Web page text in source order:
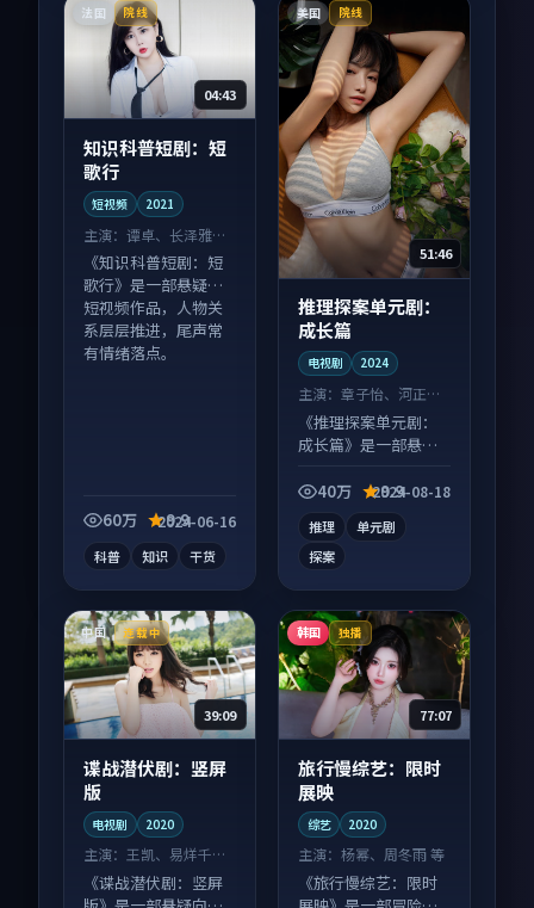
法国 院线
04:43
知识科普短剧：短
歌行
短视频 2021
主演： 谭卓、长泽雅美
等
《知识科普短剧：短
歌行》是一部悬疑向
短视频作品，人物关
系层层推进，尾声常
有情绪落点。
60万 9.9
2024-06-16
科普 知识 干货
美国 院线
51:46
推理探案单元剧：
成长篇
电视剧 2024
主演：章子怡、河正宇
等
《推理探案单元剧：
成长篇》是一部悬疑
关系层层推进，尾声
40万 9.9
2024-08-18
推理
单元剧
探案
中国 连载中
39:09
谍战潜伏剧：竖屏
版
电视剧 2020
主演： 王凯、易烊千玺
等
《谍战潜伏剧：竖屏
韩国 独播
77:07
旅行慢综艺：限时
展映
综艺 2020
主演：杨幂、周冬雨 等
《旅行慢综艺：限时